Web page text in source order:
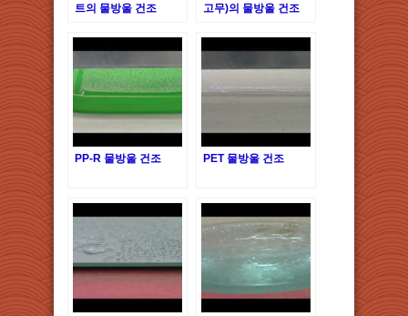
트의 물방울 건조
고무)의 물방울 건조
PP-R 물방울 건조 PET 물방울 건조